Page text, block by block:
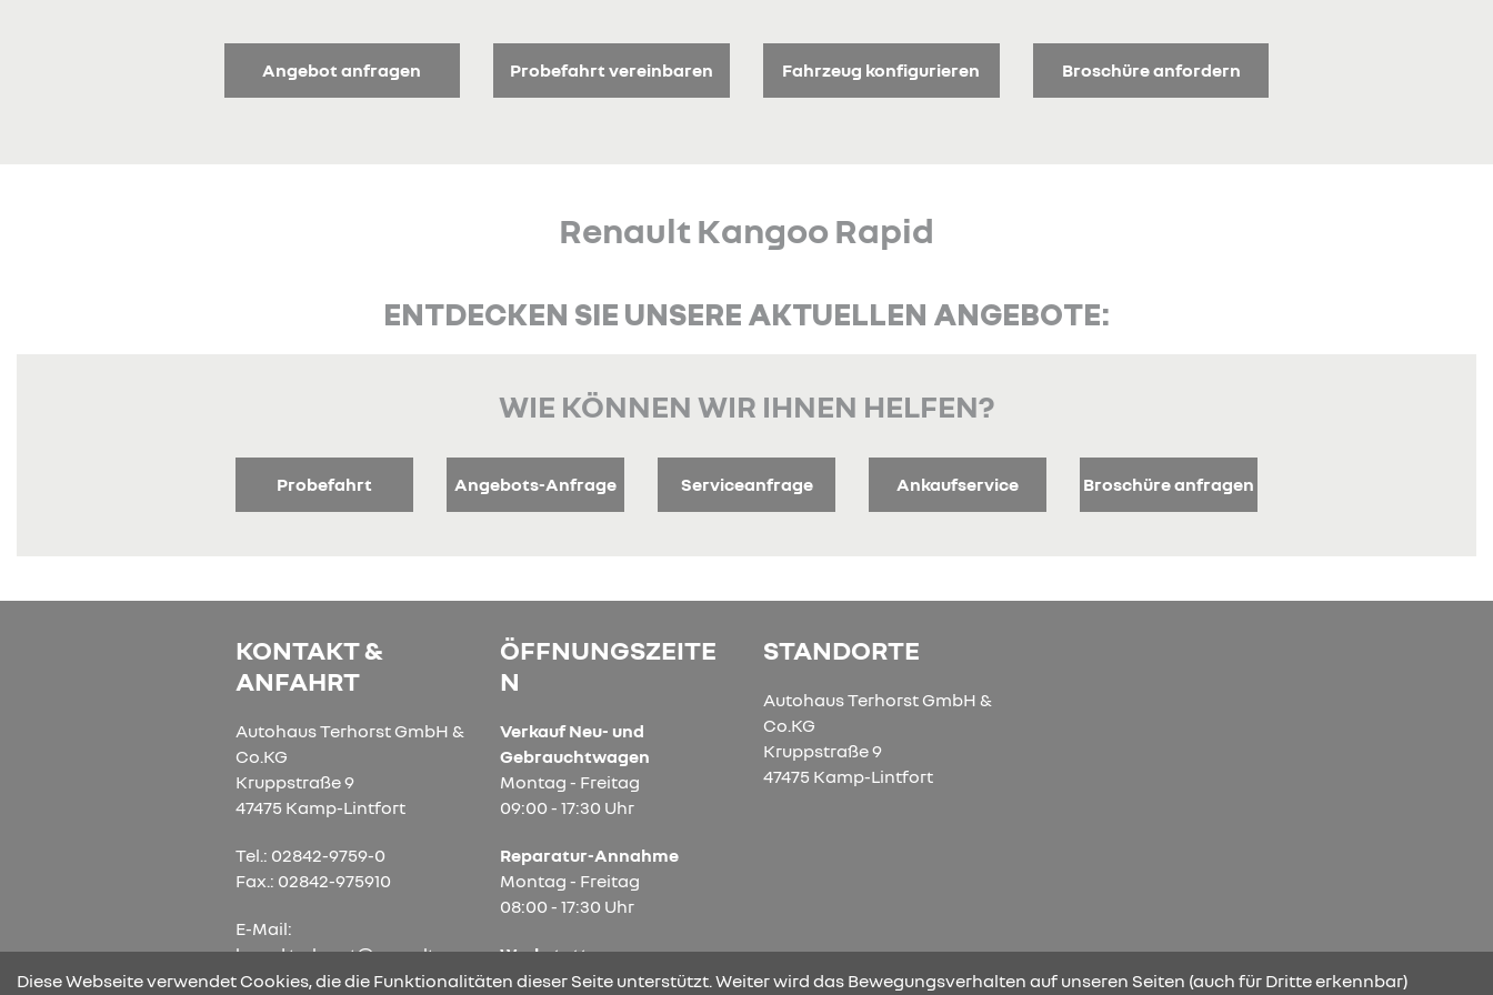
Angebot anfragen Probefahrt vereinbaren Fahrzeug konfigurieren Broschüre anfordern
Renault Kangoo Rapid
ENTDECKEN SIE UNSERE AKTUELLEN ANGEBOTE:
WIE KÖNNEN WIR IHNEN HELFEN?
Probefahrt Angebots-Anfrage Serviceanfrage Ankaufservice Broschüre anfragen
KONTAKT &
ANFAHRT
Autohaus Terhorst GmbH &
Co.KG
Kruppstraße 9
47475 Kamp-Lintfort
Tel.: 02842-9759-0
Fax.: 02842-975910
E-Mail:
bernd.terhorst@renault-
terhorst.de
ÖFFNUNGSZEITE
N
Verkauf Neu- und
Gebrauchtwagen
Montag - Freitag
09:00 - 17:30 Uhr
Reparatur-Annahme
Montag - Freitag
08:00 - 17:30 Uhr
Werkstatt
Montag - Freitag
STANDORTE
Autohaus Terhorst GmbH &
Co.KG
Kruppstraße 9
47475 Kamp-Lintfort
Diese Webseite verwendet Cookies, die die Funktionalitäten dieser Seite unterstützt. Weiter wird das Bewegungsverhalten auf unseren Seiten (auch für Dritte erkennbar)